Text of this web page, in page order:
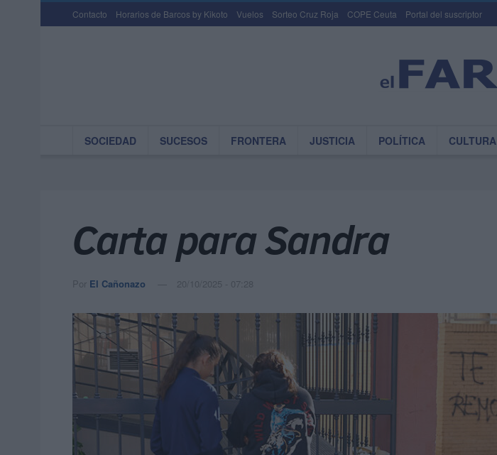
Contacto Horarios de Barcos by Kikoto Vuelos Sorteo Cruz Roja COPE Ceuta Portal del suscriptor
SOCIEDAD SUCESOS FRONTERA JUSTICIA POLÍTICA CULTURA
Carta para Sandra
Por El Cañonazo 20/10/2025 - 07:28